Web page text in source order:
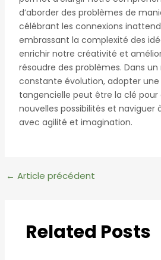
d’aborder des problèmes de
célébrant les connexions
embrassant la complexité des
enrichir notre créativité et
résoudre des problèmes. Dans
constante évolution, adopter
tangencielle peut être la clé pour
nouvelles possibilités et naviguer
avec agilité et imagination.
Navigation
← Article précédent
Related Posts